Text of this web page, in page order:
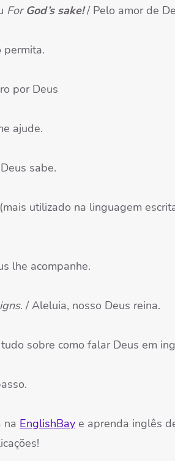
ForGod’s sake!/ Pelo amor de
permita.
por Deus
ajude.
sabe.
utilizado na linguagem
lhe acompanhe.
. / Aleluia, nosso Deus reina.
sobre como falar Deus em
na EnglishBay e aprenda inglês